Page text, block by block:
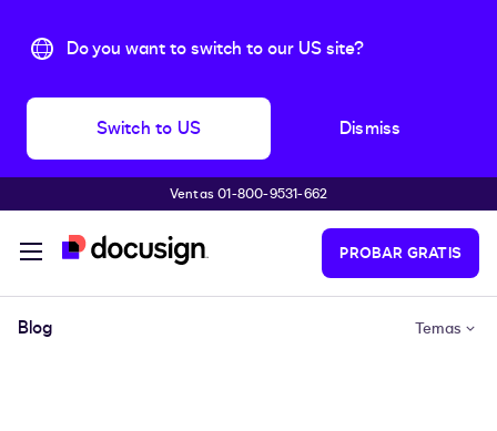
Do you want to switch to our US site?
Switch to US Dismiss
Accede al contenido principalVentas 01-800-9531-662
PROBAR GRATIS
Blog Temas